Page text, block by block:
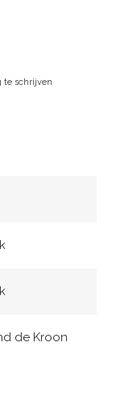
te schrijven
de Kroon